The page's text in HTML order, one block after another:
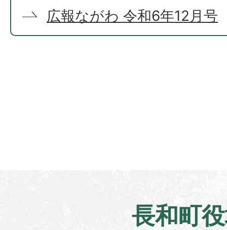
広報ながわ 令和6年12月号
長和町